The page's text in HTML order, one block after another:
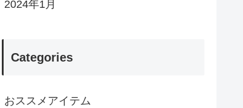
2024年1月
Categories
おススメアイテム